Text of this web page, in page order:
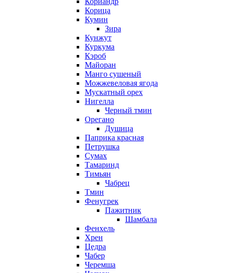
Корица
Кумин
Зира
Кунжут
Куркума
Кэроб
Майоран
Манго сушеный
Можжевеловая ягода
Мускатный орех
Нигелла
Черный тмин
Орегано
Душица
Паприка красная
Петрушка
Сумах
Тамаринд
Тимьян
Чабрец
Тмин
Фенугрек
Пажитник
Шамбала
Фенхель
Хрен
Цедра
Чабер
Черемша